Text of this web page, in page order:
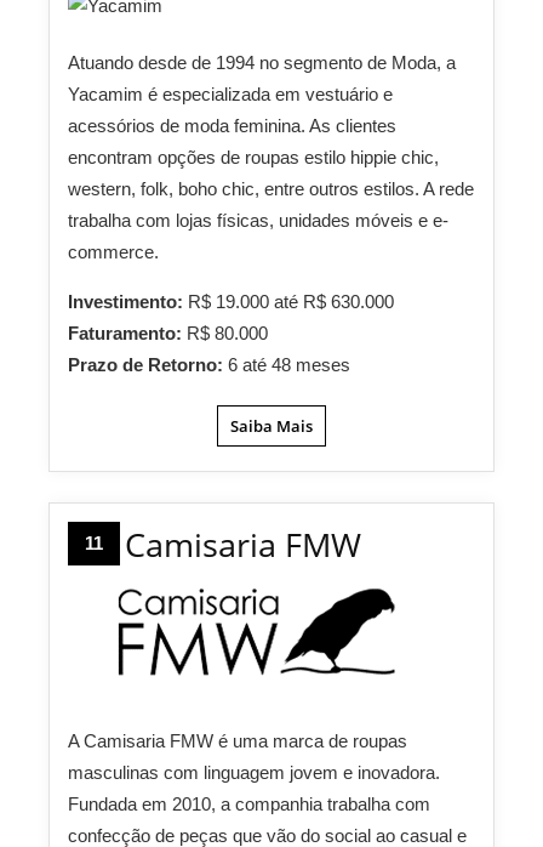
Atuando desde de 1994 no segmento de Moda, a
Yacamim é especializada em vestuário e
acessórios de moda feminina. As clientes
encontram opções de roupas estilo hippie chic,
western, folk, boho chic, entre outros estilos. A rede
trabalha com lojas físicas, unidades móveis e e-
commerce.
Investimento: R$ 19.000 até R$ 630.000
Faturamento: R$ 80.000
Prazo de Retorno: 6 até 48 meses
Saiba Mais
11 Camisaria FMW
A Camisaria FMW é uma marca de roupas
masculinas com linguagem jovem e inovadora.
Fundada em 2010, a companhia trabalha com
confecção de peças que vão do social ao casual e